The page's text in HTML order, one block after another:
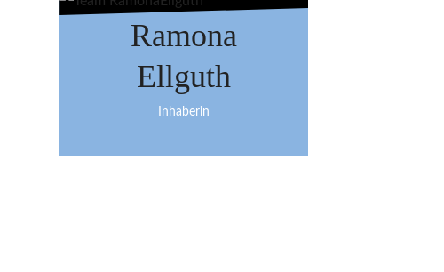
Ramona
Ellguth
Inhaberin